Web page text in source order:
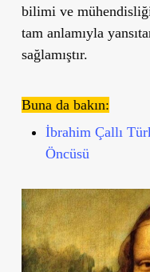
bilimi ve
tam anlamıyla
sağlamıştır.
Buna da bakın:
İbrahim Çallı
Öncüsü